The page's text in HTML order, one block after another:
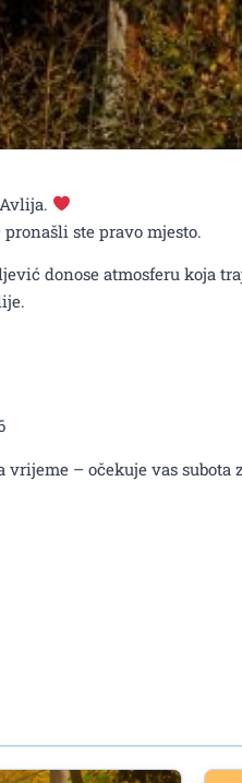
ste pravo mjesto.
donose atmosferu koja
vrijeme – očekuje vas subota